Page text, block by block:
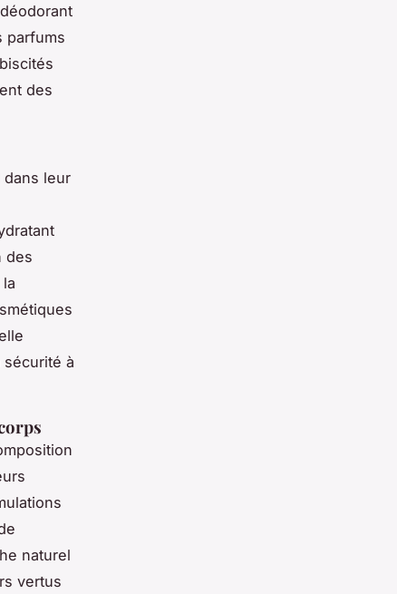
parfums
des
leur
des
à
naturel
vertus